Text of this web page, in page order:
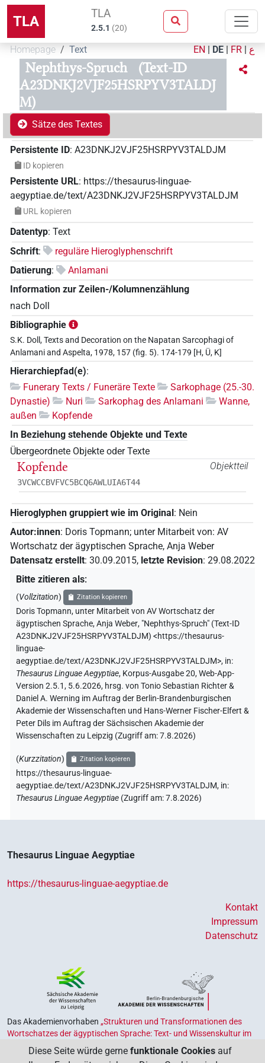
TLA TLA
2.5.1 (20)
Homepage Text EN | DE | FR | ع
Nephthys-Spruch
(Text-ID
A23DNKJ2VJF25HSRPYV3TALDJ
M)
Sätze des Textes
Persistente ID: A23DNKJ2VJF25HSRPYV3TALDJM
ID kopieren
Persistente URL: https://thesaurus-linguae-
aegyptiae.de/text/A23DNKJ2VJF25HSRPYV3TALDJM
URL kopieren
Datentyp: Text
Schrift:
reguläre Hieroglyphenschrift
Datierung:
Anlamani
Information zur Zeilen-/Kolumnenzählung
nach Doll
Bibliographie
S.K. Doll, Texts and Decoration on the Napatan Sarcophagi of
Anlamani and Aspelta, 1978, 157 (fig. 5). 174-179 [H, Ü, K]
Hierarchiepfad(e):
Funerary Texts / Funeräre Texte
Sarkophage (25.-30.
Dynastie)
Nuri Sarkophag des Anlamani
Wanne,
außen
Kopfende
In Beziehung stehende Objekte und Texte
Übergeordnete Objekte oder Texte
Objektteil
Kopfende
3VCWCCBVFVC5BCQ6AWLUIA6T44
Hieroglyphen gruppiert wie im Original: Nein
Autor:innen: Doris Topmann; unter Mitarbeit von: AV
Wortschatz der ägyptischen Sprache, Anja Weber
Datensatz erstellt: 30.09.2015, letzte Revision: 29.08.2022
Bitte zitieren als:
(Vollzitation) Zitation kopieren
Doris Topmann, unter Mitarbeit von AV Wortschatz der
ägyptischen Sprache,Anja Weber, "Nephthys-Spruch" (Text-ID
A23DNKJ2VJF25HSRPYV3TALDJM) <https://thesaurus-
linguae-
aegyptiae.de/text/A23DNKJ2VJF25HSRPYV3TALDJM>, in:
Thesaurus Linguae Aegyptiae, Korpus-Ausgabe 20, Web-App-
Version 2.5.1, 5.6.2026, hrsg. von Tonio Sebastian Richter &
Daniel A. Werning im Auftrag der Berlin-Brandenburgischen
Akademie der Wissenschaften und Hans-Werner Fischer-Elfert &
Peter Dils im Auftrag der Sächsischen Akademie der
Wissenschaften zu Leipzig (Zugriff am:7.8.2026)
(Kurzzitation) Zitation kopieren
https://thesaurus-linguae-
aegyptiae.de/text/A23DNKJ2VJF25HSRPYV3TALDJM, in:
Thesaurus Linguae Aegyptiae (Zugriff am:7.8.2026)
Thesaurus Linguae Aegyptiae
https://thesaurus-linguae-aegyptiae.de
Kontakt
Impressum
Datenschutz
Das Akademienvorhaben „Strukturen und Transformationen des
Wortschatzes der ägyptischen Sprache: Text- und Wissenskultur im
Alten Ägypten‟
ist Teil des von Bund und Ländern geförderten
Akademienprogramms , das der Erhaltung, Sicherung und
Diese Seite würde gerne funktionale Cookies auf